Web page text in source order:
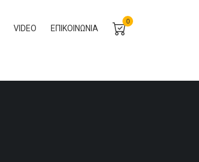
VIDEO ΕΠΙΚΟΙΝΩΝΊΑ
0